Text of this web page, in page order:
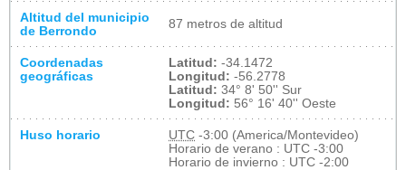
Altitud del municipio
de Berrondo
87 metros de altitud
Coordenadas
geográficas
Latitud: -34.1472
Longitud: -56.2778
Latitud: 34° 8' 50'' Sur
Longitud: 56° 16' 40'' Oeste
Huso horario UTC -3:00 (America/Montevideo)
Horario de verano : UTC -3:00
Horario de invierno : UTC -2:00